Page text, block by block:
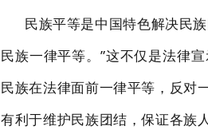
民族平等是中国特色解决民
民族一律平等。”这不仅是法律宣
民族在法律面前一律平等，反对
有利于维护民族团结，保证各族